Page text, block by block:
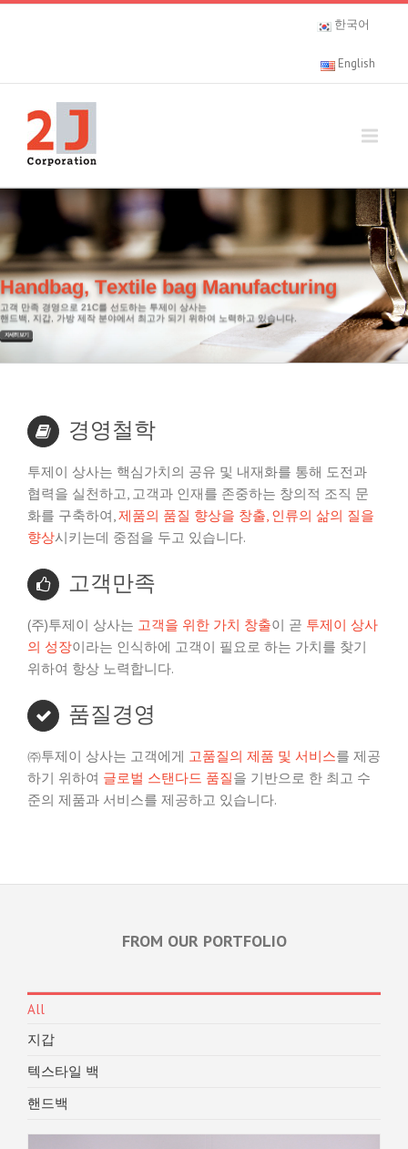
한국어
English
Handbag, Textile bag M anu actu ng
고객 만 족 경영 으로 2 C 를 선 도 하 는 투 제 이 상 사
는
핸드백, 여 하 다.
경영철학
투제이 상사는 핵심가치의 공유 및 내재화를 통해 도전과
협력을 실천하고, 고객과 인재를 존중하는 창의적 조직 문
화를 구축하여,제품의 품질 향상을 창출, 인류의 삶의 질을
향상시키는데 중점을 두고 있습니다.
고객만족
(주)투제이 상사는 고객을 위한 가치 창출이 곧 투제이 상사
의 성장이라는 인식하에 고객이 필요로 하는 가치를 찾기
위하여 항상 노력합니다.
품질경영
㈜투제이 상사는 고객에게 고품질의 제품 및 서비스를 제공
하기 위하여 글로벌 스탠다드 품질을 기반으로 한 최고 수
준의 제품과 서비스를 제공하고 있습니다.
FROM OUR PORTFOLIO
All
지갑
텍스타일 백
핸드백